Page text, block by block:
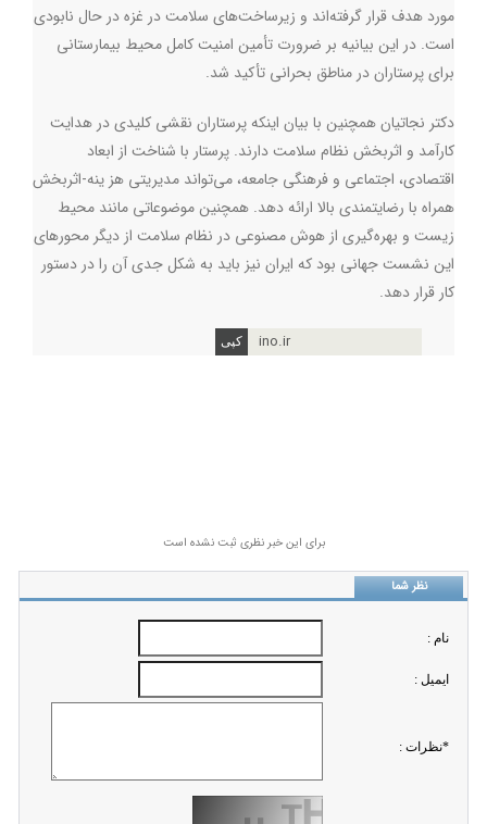
مورد هدف قرار گرفته‌اند و زیرساخت‌های سلامت در غزه در حال نابودی
است. در این بیانیه بر ضرورت تأمین امنیت کامل محیط بیمارستانی
برای پرستاران در مناطق بحرانی تأکید شد.
دکتر نجاتیان همچنین با بیان اینکه پرستاران نقشی کلیدی در هدایت
کارآمد و اثربخش نظام سلامت دارند. پرستار با شناخت از ابعاد
اقتصادی، اجتماعی و فرهنگی جامعه، می‌تواند مدیریتی هز ینه‌-اثربخش
همراه با رضایتمندی بالا ارائه دهد. همچنین موضوعاتی مانند محیط
زیست و بهره‌گیری از هوش مصنوعی در نظام سلامت از دیگر محورهای
این نشست جهانی بود که ایران نیز باید به شکل جدی آن را در دستور
کار قرار دهد.
ino.ir
برای این خبر نظری ثبت نشده است
نظر شما
نام :
ايميل :
*نظرات :